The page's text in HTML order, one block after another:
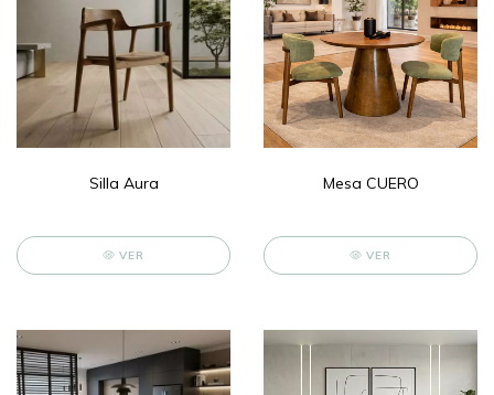
Silla Aura
VER
Mesa CUERO
VER